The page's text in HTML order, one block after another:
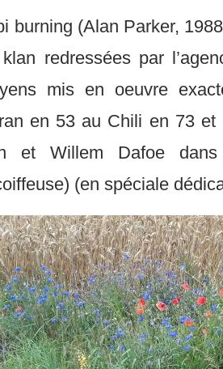
burning (Alan Parker,
redressées par
mis en oeuvre
en 53 au Chili en 73 et
et Willem Dafoe
(en spéciale